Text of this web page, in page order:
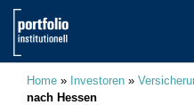
Home » Investoren »
nach Hessen